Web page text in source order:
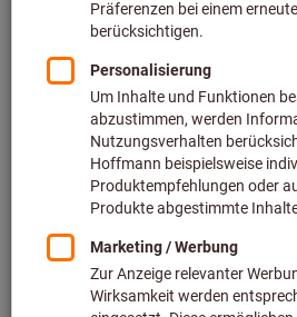
die Bestellung Ihren internen
wird nach Genehmigung via EDI
Group gesendet. So vermeiden Sie
und Prozesse und daraus
OCI (Open Catalog Interface) ist
Standardschnittstelle, die es
Ihren Hoffmann Group eShop zu
Produktdaten in Ihr SAP-System zu
eine Bestellung zu erzeugen.